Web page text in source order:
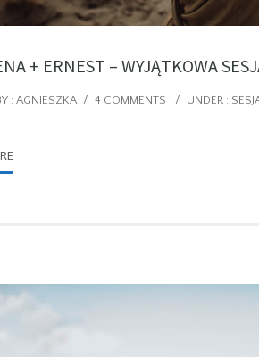
+ ERNEST – WYJĄTKOWA
: AGNIESZKA / 4 COMMENTS / UNDER :